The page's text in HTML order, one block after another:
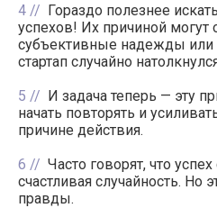
4
Гораздо полезнее
успехов! Их причиной могут
субъективные надежды или
стартап случайно
5
И задача теперь — эту
начать повторять и
причине действия.
6
Часто говорят, что успех
счастливая случайность. Но
правды.